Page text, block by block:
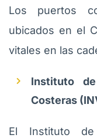
Los puertos
ubicados en el
vitales en las
Instituto
Costeras
El Instituto de